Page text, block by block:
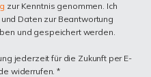
zur Kenntnis genommen. Ich
Daten zur Beantwortung
und gespeichert werden.
jederzeit für die Zukunft per E-
widerrufen. *